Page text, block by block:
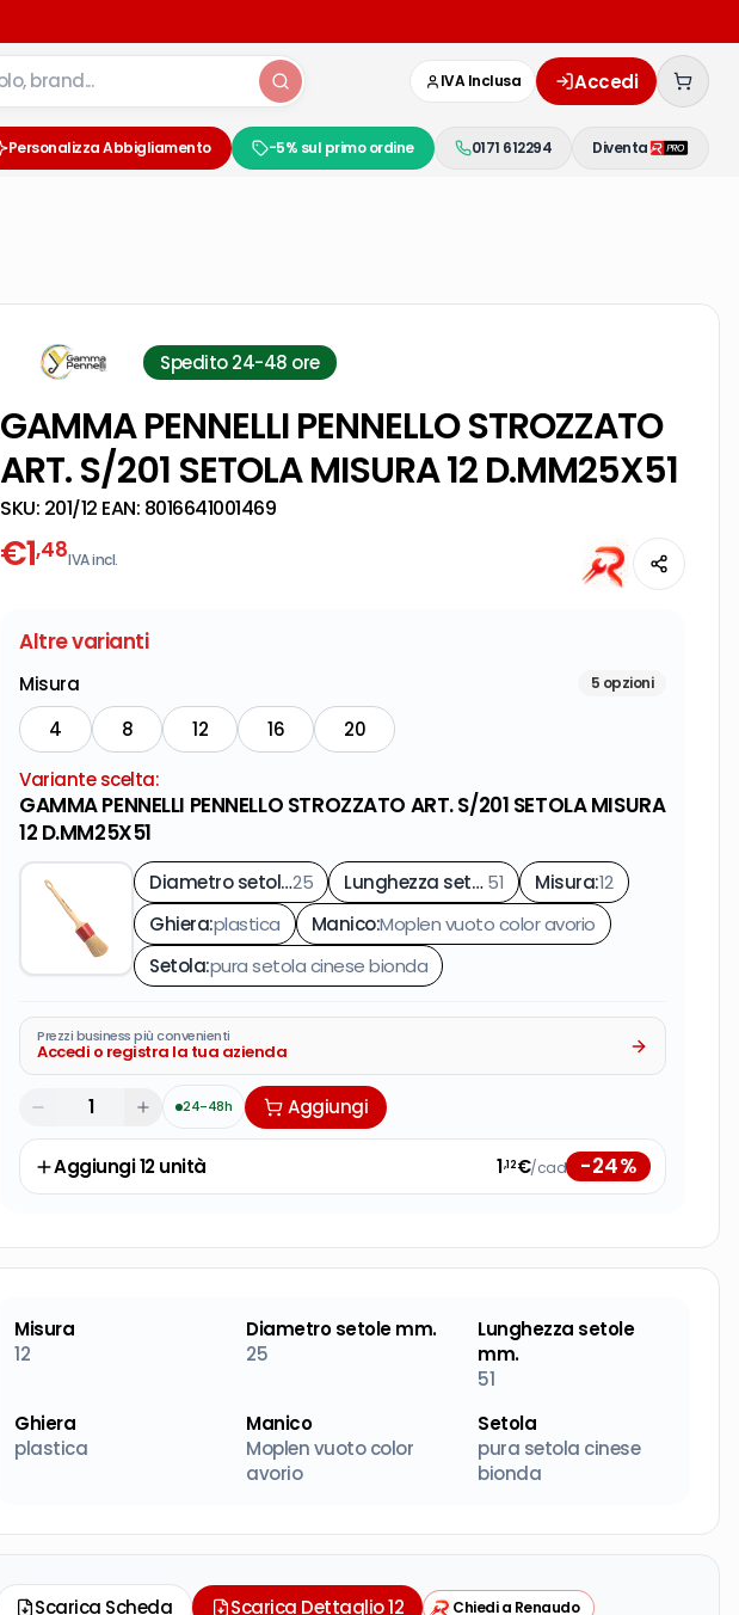
IVA Inclusa Accedi
Personalizza Abbigliamento -5% sul primo ordine 0171 612294 Diventa
Spedito 24-48 ore
GAMMA PENNELLI PENNELLO STROZZATO
ART. S/201 SETOLA MISURA 12 D.MM25X51
SKU: 201/12 EAN: 8016641001469
€1,48IVA incl.
Altre varianti
Misura 5 opzioni
4 8 12 16
20
Variante scelta:
GAMMA PENNELLI PENNELLO STROZZATO ART. S/201 SETOLA MISURA
12 D.MM25X51
Diametro setole mm.25 Lunghezza setole mm. :
51 Misura:12
Ghiera:plastica Manico:Moplen vuoto color avorio
Setola:pura setola cinese bionda
Prezzi business più convenienti
Accedi o registra la tua azienda
24-48h Aggiungi
Aggiungi12unità 1,12€/cad -24%
Misura
12
Diametro setole mm.
25
Lunghezza setole
mm.
51
Ghiera
plastica
Manico
Moplen vuoto color
avorio
Setola
pura setola cinese
bionda
Scarica Scheda Scarica Dettaglio 12 Chiedi a Renaudo